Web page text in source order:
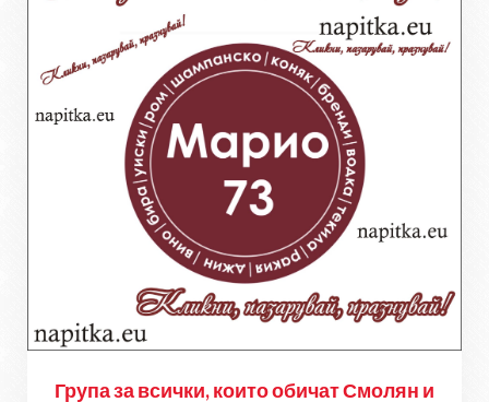
Група за всички, които обичат Смолян и